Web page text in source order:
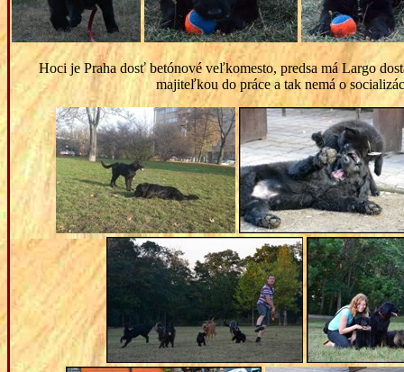
Hoci je Praha dosť betónové veľkomesto, predsa má Largo
majiteľkou do práce a tak nemá o